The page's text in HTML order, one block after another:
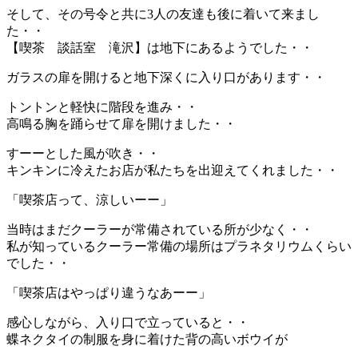
そして、その号令と共に3人の友達も後に着いて来まし
た・・
【喫茶 談話室 滝沢】は地下にあるようでした・・
ガラスの扉を開けると地下深くに入り口があります・・
トントンと軽快に階段を進み・・
高鳴る胸を踊らせて扉を開けました・・
すーーとした風が吹き・・
キンキンに冷えたお店が私たちを出迎えてくれました・・
「喫茶店って、涼しいーー」
当時はまだクーラーが常備されている所が少なく・・
私が知っているクーラー常備の場所はプラネタリウムくらい
でした・・
「喫茶店はやっぱり違うなあーー」
感心しながら、入り口で立っていると・・
蝶ネクタイの制服を身に着けた背の高いボウイが